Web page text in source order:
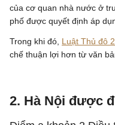
của cơ quan nhà nước ở
phố được quyết định áp
Trong khi đó, Luật Thủ đô
chế thuận lợi hơn từ văn
2. Hà Nội được